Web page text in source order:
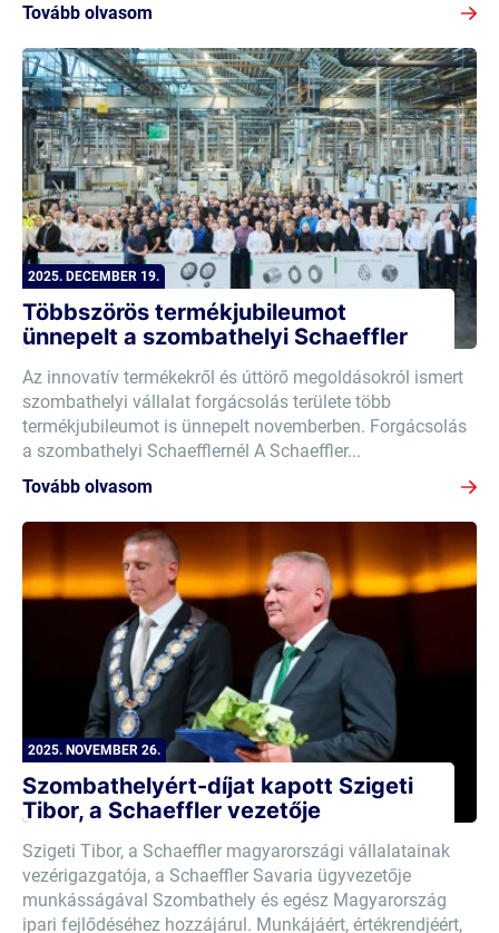
Tovább olvasom
2025. DECEMBER 19.
Többszörös termékjubileumot
ünnepelt a szombathelyi Schaeffler
Az innovatív termékekről és úttörő megoldásokról ismert
szombathelyi vállalat forgácsolás területe több
termékjubileumot is ünnepelt novemberben. Forgácsolás
a szombathelyi Schaefflernél A Schaeffler...
Tovább olvasom
2025. NOVEMBER 26.
Szombathelyért-díjat kapott Szigeti
Tibor, a Schaeffler vezetője
Szigeti Tibor, a Schaeffler magyarországi vállalatainak
vezérigazgatója, a Schaeffler Savaria ügyvezetője
munkásságával Szombathely és egész Magyarország
ipari fejlődéséhez hozzájárul. Munkájáért, értékrendjéért,